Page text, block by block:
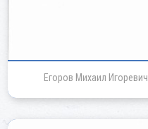
Егоров Михаил Игоревич